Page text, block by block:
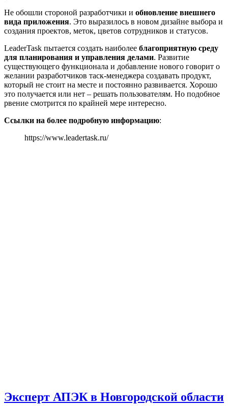
Не обошли стороной разработчики и обновление внешнего
вида приложения. Это выразилось в новом дизайне выбора и
создания проектов, меток, цветов сотрудников и статусов.
LeaderTask пытается создать наиболее благоприятную среду
для планирования и управления делами. Развитие
существующего функционала и добавление нового говорит о
желании разработчиков таск-менеджера создавать продукт,
который не стоит на месте и постоянно развивается. Хорошо
это получается или нет – решать пользователям. Но подобное
рвение смотрится по крайней мере интересно.
Ссылки на более подробную информацию:
https://www.leadertask.ru/
Эксперт АПЭК в Новгородской области